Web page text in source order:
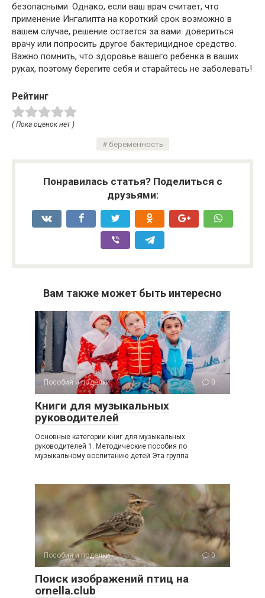
безопасными. Однако, если ваш врач считает, что
применение Ингалипта на короткий срок возможно в
вашем случае, решение остается за вами: довериться
врачу или попросить другое бактерицидное средство.
Важно помнить, что здоровье вашего ребенка в ваших
руках, поэтому берегите себя и старайтесь не заболевать!
Рейтинг
( Пока оценок нет )
беременность
Понравилась статья? Поделиться с
друзьями:
Вам также может быть интересно
Пособия и поделки 0
Книги для музыкальных
руководителей
Основные категории книг для музыкальных
руководителей 1. Методические пособия по
музыкальному воспитанию детей Эта группа
Пособия и поделки 0
Поиск изображений птиц на
ornella.club